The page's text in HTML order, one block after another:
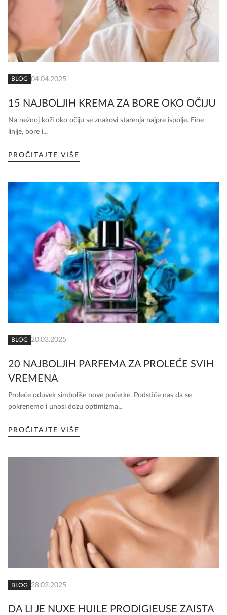
BLOG 04.04.2025
15 NAJBOLJIH KREMA ZA BORE OKO OČIJU
Na nežnoj koži oko očiju se znakovi starenja najpre ispolje. Fine
linije, bore i...
PROČITAJTE VIŠE
BLOG 20.03.2025
20 NAJBOLJIH PARFEMA ZA PROLEĆE SVIH
VREMENA
Proleće oduvek simboliše nove početke. Podstiče nas da se
pokrenemo i unosi dozu optimizma...
PROČITAJTE VIŠE
BLOG 28.02.2025
DA LI JE NUXE HUILE PRODIGIEUSE ZAISTA